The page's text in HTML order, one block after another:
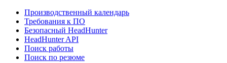
Производственный календарь
Требования к ПО
Безопасный HeadHunter
HeadHunter API
Поиск работы
Поиск по резюме